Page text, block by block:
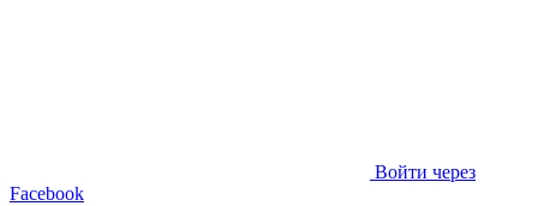
Войти через
Facebook